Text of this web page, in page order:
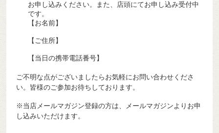
お申し込みください。また、店頭にてお申し込み受付中
です。
【お名前】
【ご住所】
【当日の携帯電話番号】
ご不明な点がございましたらお気軽にお問い合わせくださ
い。皆様のご参加お待ちしております。
※当店メールマガジン登録の方は、メールマガジンよりお申
し込みいただけます。